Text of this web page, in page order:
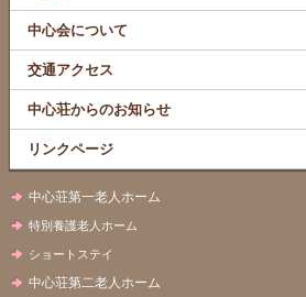
中心会について
交通アクセス
中心荘からのお知らせ
リンクページ
中心荘第一老人ホーム
特別養護老人ホーム
ショートステイ
中心荘第二老人ホーム